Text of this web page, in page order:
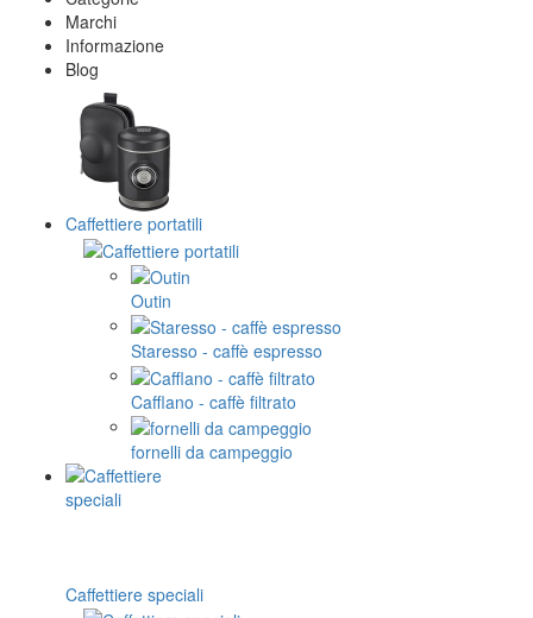
Marchi
Informazione
Blog
Caffettiere portatili
Outin
Staresso - caffè espresso
Cafflano - caffè filtrato
fornelli da campeggio
Caffettiere speciali